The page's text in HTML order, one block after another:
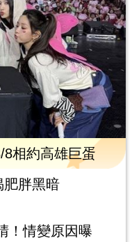
相約高雄巨蛋
肥胖黑暗
！情變原因曝